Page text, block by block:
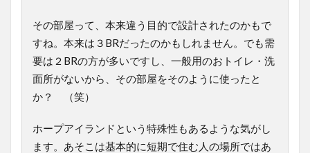
その部屋って、本来違う目的で設計されたのかもで
すね。本来は３BRだったのかもしれません。でも需
要は２BRの方が多いですし、一般用のおトイレ・洗
面所がないから、その部屋をそのように使ったと
か？ （笑）
ホープアイランドという特殊性もあるような気がし
ます。あそこは基本的に短期で住む人の場所ではあ